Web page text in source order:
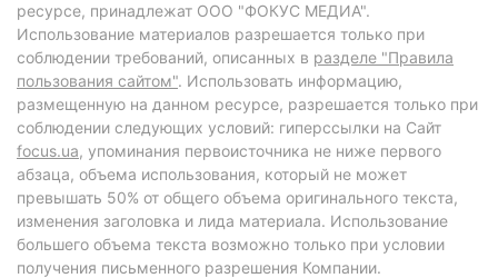
ресурсе, принадлежат ООО "ФОКУС МЕДИА".
Использование материалов разрешается только при
соблюдении требований, описанных в разделе "Правила
пользования сайтом". Использовать информацию,
размещенную на данном ресурсе, разрешается только при
соблюдении следующих условий: гиперссылки на Сайт
focus.ua, упоминания первоисточника не ниже первого
абзаца, объема использования, который не может
превышать 50% от общего объема оригинального текста,
изменения заголовка и лида материала. Использование
большего объема текста возможно только при условии
получения письменного разрешения Компании.